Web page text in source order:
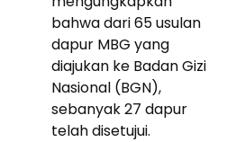
bahwa dari 65 usulan
dapur MBG yang
diajukan ke Badan Gizi
Nasional (BGN),
sebanyak 27 dapur
telah disetujui.